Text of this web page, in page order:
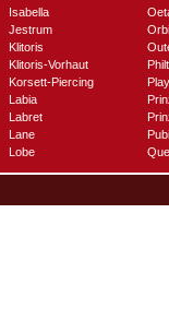
Isabella
Jestrum
Klitoris
Klitoris-Vorhaut
Korsett-Piercing
Labia
Labret
Lane
Lobe